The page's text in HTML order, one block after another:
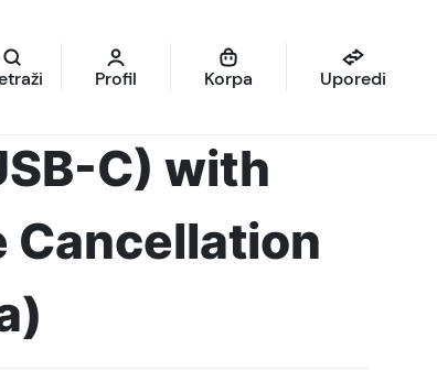
Profil Korpa Uporedi
C) with
Cancellation